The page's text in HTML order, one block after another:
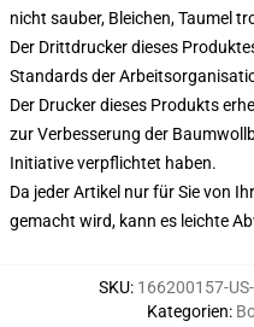
nicht sauber, Bleichen, Taumel
Der Drittdrucker dieses
Standards der
Der Drucker dieses Produkts
zur Verbesserung der
Initiative verpflichtet haben.
Da jeder Artikel nur für Sie von
gemacht wird, kann es leichte
SKU: 166200157-
Kategorien: